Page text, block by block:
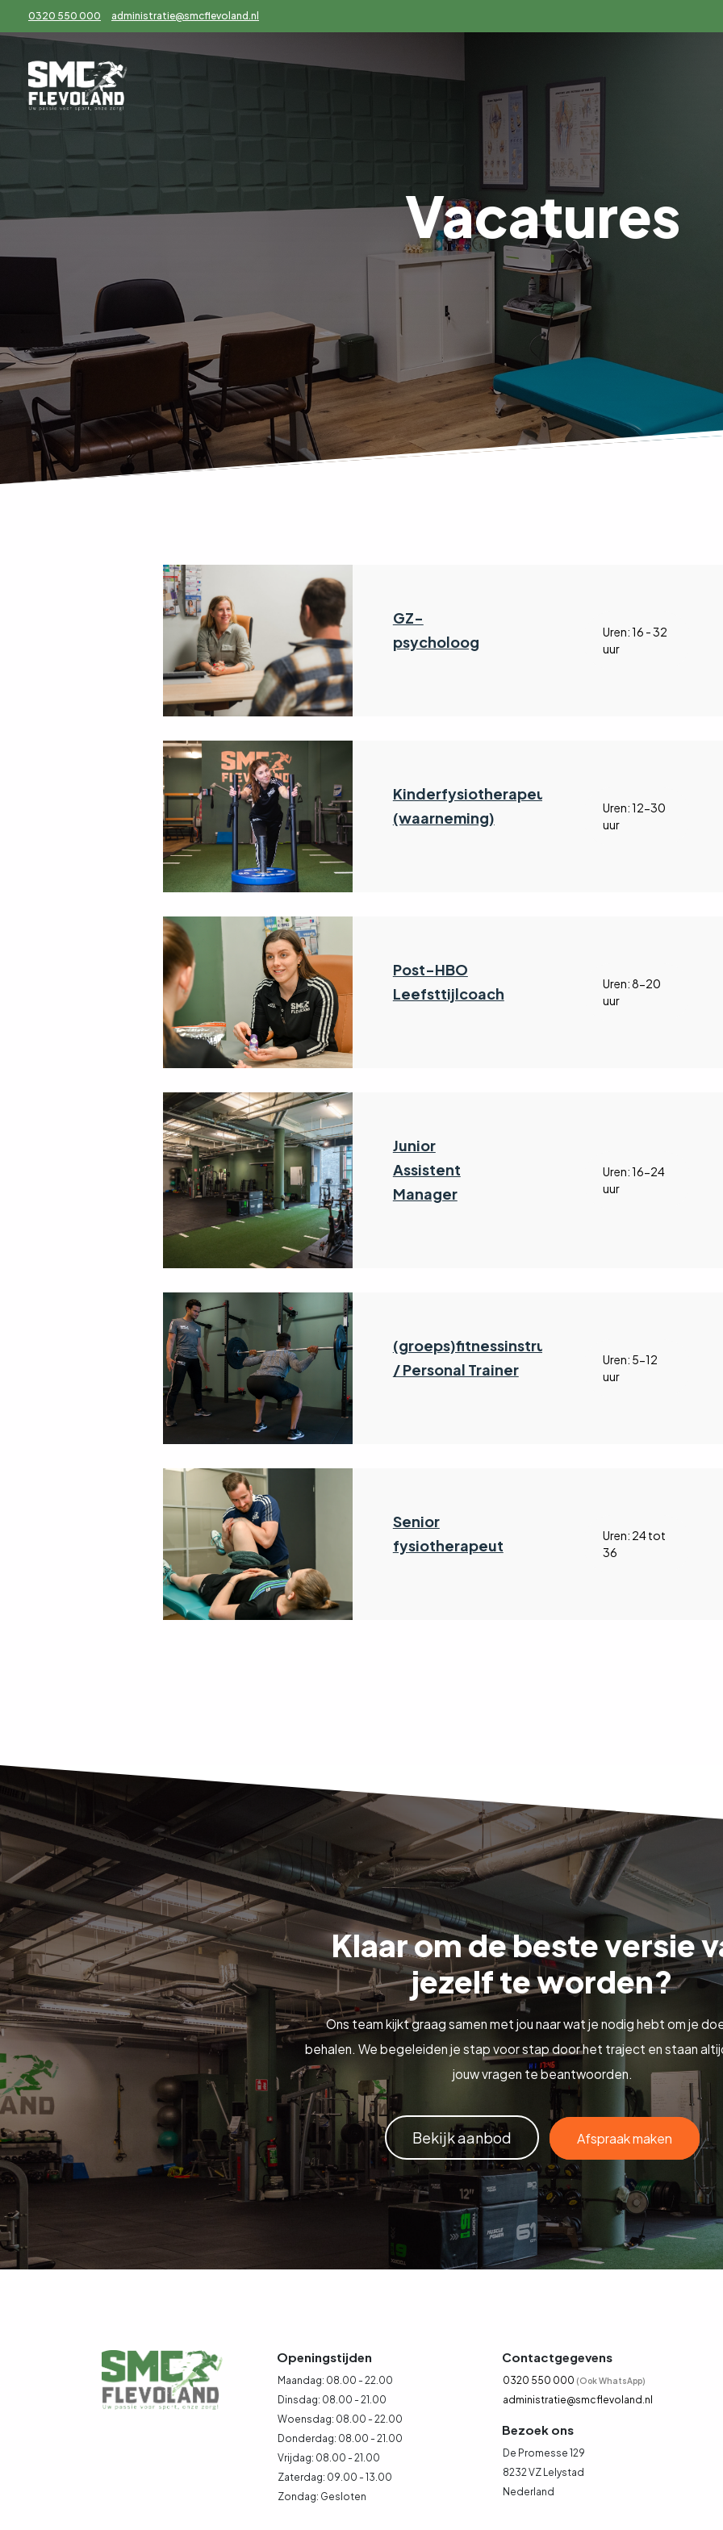
0320 550 000 administratie@smcflevoland.nl
Home Aanbod Nieuws
Vacatures
GZ-
psycholoog
Uren: 16 - 32
uur
Kinderfysiotherapeut
(waarneming)
Uren: 12-30
uur
Post-HBO
Leefsttijlcoach
Uren: 8-20
uur
Junior
Assistent
Manager
Uren: 16-24
uur
(groeps)fitnessinstructeur
/ Personal Trainer
Uren: 5-12
uur
Senior
fysiotherapeut
Uren: 24 tot
36
Klaar om de beste versie
jezelf te worden?
Ons team kijkt graag samen met jou naar wat je nodig hebt om je
behalen. We begeleiden je stap voor stap door het traject en staan
jouw vragen te beantwoorden.
Bekijk aanbod Afspraak maken
Openingstijden
Maandag: 08.00 - 22.00
Dinsdag: 08.00 - 21.00
Woensdag: 08.00 - 22.00
Donderdag: 08.00 - 21.00
Vrijdag: 08.00 - 21.00
Zaterdag: 09.00 - 13.00
Zondag: Gesloten
Contactgegevens
0320 550 000 (Ook WhatsApp)
administratie@smcflevoland.nl
Bezoek ons
De Promesse 129
8232 VZ Lelystad
Nederland